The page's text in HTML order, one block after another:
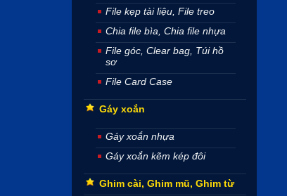
File kẹp tài liệu, File treo
Chia file bìa, Chia file nhựa
File góc, Clear bag, Túi hồ
sơ
File Card Case
Gáy xoắn
Gáy xoắn nhựa
Gáy xoắn kẽm kép đôi
Ghim cài, Ghim mũ, Ghim từ